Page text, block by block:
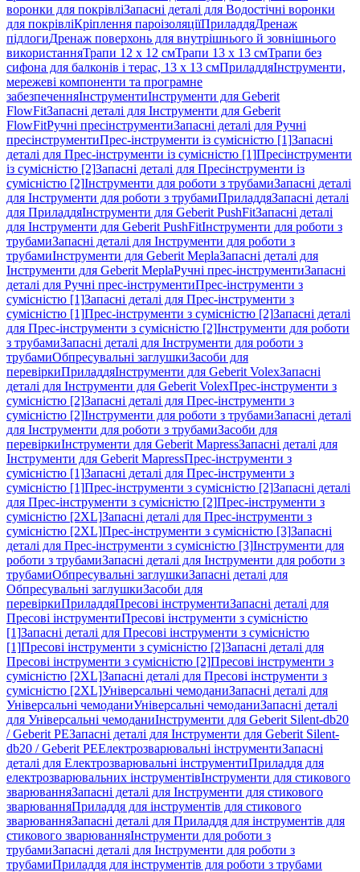
воронки для покрівліЗапасні деталі для Водостічні воронки
для покрівліКріплення пароізоляціїПриладдяДренаж
підлогиДренаж поверхонь для внутрішнього й зовнішнього
використанняТрапи 12 x 12 смТрапи 13 x 13 смТрапи без
сифона для балконів і терас, 13 x 13 смПриладдяІнструменти,
мережеві компоненти та програмне
забезпеченняІнструментиІнструменти для Geberit
FlowFitЗапасні деталі для Інструменти для Geberit
FlowFitРучні пресінструментиЗапасні деталі для Ручні
пресінструментиПрес-інструменти із сумісністю [1]Запасні
деталі для Прес-інструменти із сумісністю [1]Пресінструменти
із сумісністю [2]Запасні деталі для Пресінструменти із
сумісністю [2]Інструменти для роботи з трубамиЗапасні деталі
для Інструменти для роботи з трубамиПриладдяЗапасні деталі
для ПриладдяІнструменти для Geberit PushFitЗапасні деталі
для Інструменти для Geberit PushFitІнструменти для роботи з
трубамиЗапасні деталі для Інструменти для роботи з
трубамиІнструменти для Geberit MeplaЗапасні деталі для
Інструменти для Geberit MeplaРучні прес-інструментиЗапасні
деталі для Ручні прес-інструментиПрес-інструменти з
сумісністю [1]Запасні деталі для Прес-інструменти з
сумісністю [1]Прес-інструменти з сумісністю [2]Запасні деталі
для Прес-інструменти з сумісністю [2]Інструменти для роботи
з трубамиЗапасні деталі для Інструменти для роботи з
трубамиОбпресувальні заглушкиЗасоби для
перевіркиПриладдяІнструменти для Geberit VolexЗапасні
деталі для Інструменти для Geberit VolexПрес-інструменти з
сумісністю [2]Запасні деталі для Прес-інструменти з
сумісністю [2]Інструменти для роботи з трубамиЗапасні деталі
для Інструменти для роботи з трубамиЗасоби для
перевіркиІнструменти для Geberit MapressЗапасні деталі для
Інструменти для Geberit MapressПрес-інструменти з
сумісністю [1]Запасні деталі для Прес-інструменти з
сумісністю [1]Прес-інструменти з сумісністю [2]Запасні деталі
для Прес-інструменти з сумісністю [2]Прес-інструменти з
сумісністю [2XL]Запасні деталі для Прес-інструменти з
сумісністю [2XL]Прес-інструменти з сумісністю [3]Запасні
деталі для Прес-інструменти з сумісністю [3]Інструменти для
роботи з трубамиЗапасні деталі для Інструменти для роботи з
трубамиОбпресувальні заглушкиЗапасні деталі для
Обпресувальні заглушкиЗасоби для
перевіркиПриладдяПресові інструментиЗапасні деталі для
Пресові інструментиПресові інструменти з сумісністю
[1]Запасні деталі для Пресові інструменти з сумісністю
[1]Пресові інструменти з сумісністю [2]Запасні деталі для
Пресові інструменти з сумісністю [2]Пресові інструменти з
сумісністю [2XL]Запасні деталі для Пресові інструменти з
сумісністю [2XL]Універсальні чемоданиЗапасні деталі для
Універсальні чемоданиУніверсальні чемоданиЗапасні деталі
для Універсальні чемоданиІнструменти для Geberit Silent-db20
/ Geberit PEЗапасні деталі для Інструменти для Geberit Silent-
db20 / Geberit PEЕлектрозварювальні інструментиЗапасні
деталі для Електрозварювальні інструментиПриладдя для
електрозварювальних інструментівІнструменти для стикового
зварюванняЗапасні деталі для Інструменти для стикового
зварюванняПриладдя для інструментів для стикового
зварюванняЗапасні деталі для Приладдя для інструментів для
стикового зварюванняІнструменти для роботи з
трубамиЗапасні деталі для Інструменти для роботи з
трубамиПриладдя для інструментів для роботи з трубами